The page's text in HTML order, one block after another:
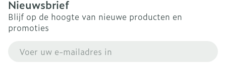
Nieuwsbrief
Blijf op de hoogte van nieuwe producten en
promoties